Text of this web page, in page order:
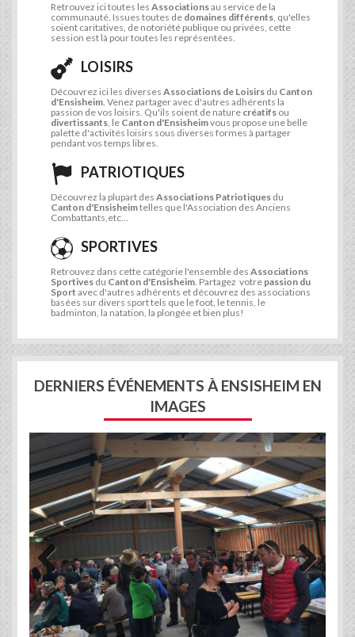
Retrouvez ici toutes les Associationsau service de la
communauté. Issues toutes de domaines différents, qu'elles
soient caritatives, de notoriété publique ou privées, cette
session est là pour toutes les représentées.
LOISIRS
Découvrez ici les diverses Associations de Loisirs du Canton
d'Ensisheim. Venez partager avec d'autres adhérents la
passion de vos loisirs. Qu'ils soient de nature créatifs ou
divertissants, le Canton d'Ensisheimvous propose une belle
palette d'activités loisirs sous diverses formes à partager
pendant vos temps libres.
PATRIOTIQUES
Découvrez la plupart des Associations Patriotiques du
Canton d'Ensisheimtelles que l'Association des Anciens
Combattants,etc...
SPORTIVES
Retrouvez dans cette catégorie l'ensemble des Associations
Sportives du Canton d'Ensisheim. Partagez votre passion du
Sport avec d'autres adhérents et découvrez des associations
basées sur divers sport tels que le foot, le tennis, le
badminton, la natation, la plongée et bien plus!
DERNIERS ÉVÉNEMENTS À ENSISHEIM EN
IMAGES
Previous Next